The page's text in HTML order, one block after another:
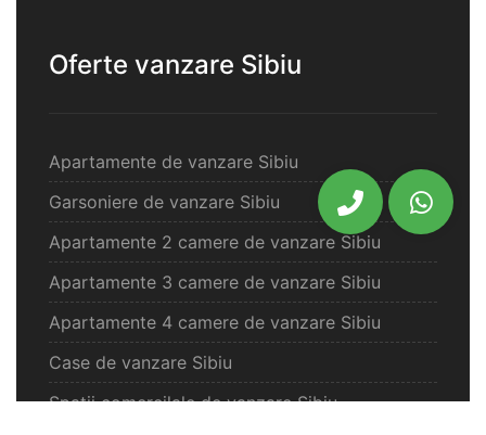
Oferte vanzare Sibiu
Apartamente de vanzare Sibiu
Garsoniere de vanzare Sibiu
Apartamente 2 camere de vanzare Sibiu
Apartamente 3 camere de vanzare Sibiu
Apartamente 4 camere de vanzare Sibiu
Case de vanzare Sibiu
Spatii comercilale de vanzare Sibiu